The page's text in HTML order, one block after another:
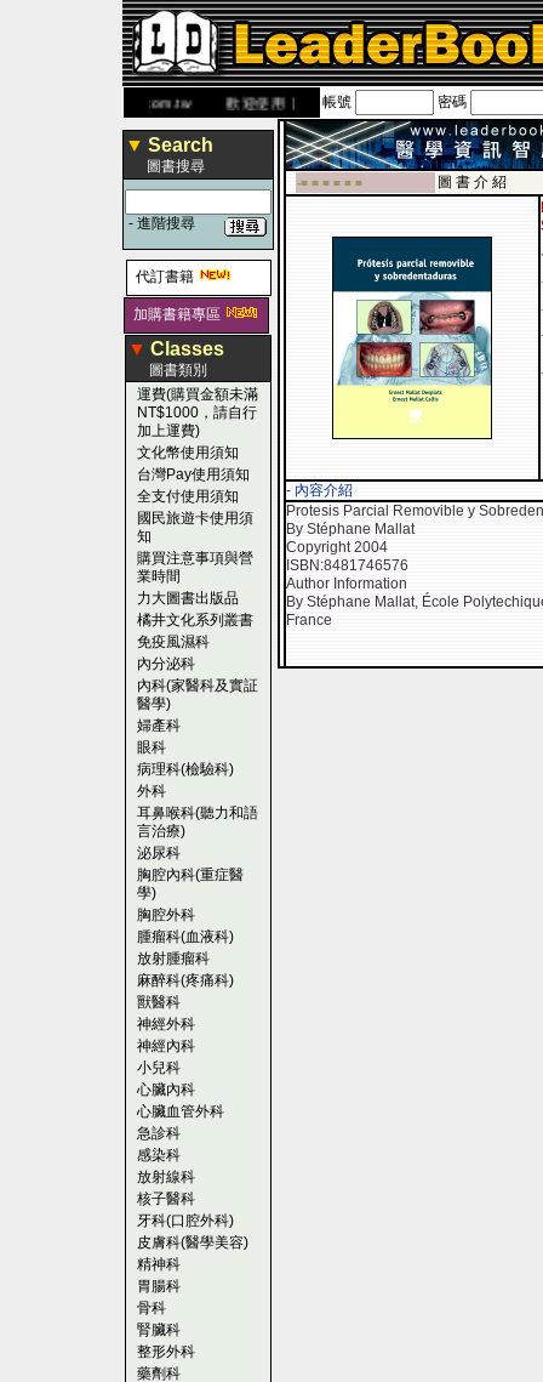
www.leaderbook.com.tw歡迎使用 國民旅遊卡！！
帳號 密碼
▼ Search
圖書搜尋
- 進階搜尋
代訂書籍
加購書籍專區
▼ Classes
圖書類別
運費(購買金額未滿
NT$1000，請自行
加上運費)
文化幣使用須知
台灣Pay使用須知
全支付使用須知
國民旅遊卡使用須
知
購買注意事項與營
業時間
力大圖書出版品
橘井文化系列叢書
免疫風濕科
內分泌科
內科(家醫科及實証
醫學)
婦產科
眼科
病理科(檢驗科)
外科
耳鼻喉科(聽力和語
言治療)
泌尿科
胸腔內科(重症醫
學)
胸腔外科
腫瘤科(血液科)
放射腫瘤科
麻醉科(疼痛科)
獸醫科
神經外科
神經內科
小兒科
心臟內科
心臟血管外科
急診科
感染科
放射線科
核子醫科
牙科(口腔外科)
皮膚科(醫學美容)
精神科
胃腸科
骨科
腎臟科
整形外科
藥劑科
-■ ■ ■ ■ ■ ■
圖 書 介 紹
- 內容介紹
Protesis Parcial Removible y
By Stéphane Mallat
Copyright 2004
ISBN:8481746576
Author Information
By Stéphane Mallat, École
France